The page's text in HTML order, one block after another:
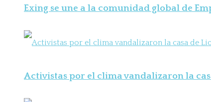
Exing se une a la comunidad global de
Activistas por el clima vandalizaron la